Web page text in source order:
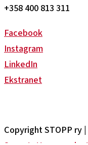
+358 400 813 311
Facebook
Instagram
LinkedIn
Ekstranet
Copyright STOPP ry |